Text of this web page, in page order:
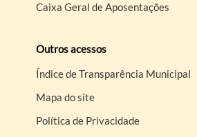
Caixa Geral de Aposentações
Outros acessos
Índice de Transparência Municipal
Mapa do site
Política de Privacidade